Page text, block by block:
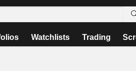
Watchlists Trading